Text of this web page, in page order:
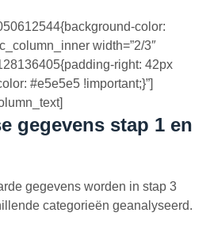
color:
width=”2/3″
right: 42px
#e5e5e5 !important;}”]
gegevens stap 1 en
gegevens worden in stap 3
categorieën geanalyseerd.